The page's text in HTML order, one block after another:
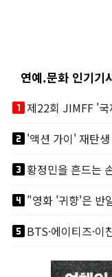
연예.문화 인기기
looks_one제22회 JIMFF '국
looks_two
looks_3
looks_4"영화 '귀향'은 반
looks_5BTS·에이티즈·